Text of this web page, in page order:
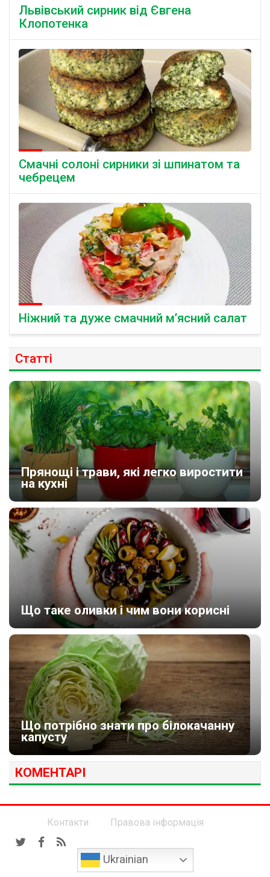
Львівський сирник від Євгена
Клопотенка
Смачні солоні сирники зі шпинатом та
чебрецем
Ніжний та дуже смачний м’ясний салат
Статті
Прянощі і трави, які легко виростити
на кухні
Що таке оливки і чим вони корисні
Що потрібно знати про білокачанну
капусту
КОМЕНТАРІ
Контакти Правова інформація
Ukrainian